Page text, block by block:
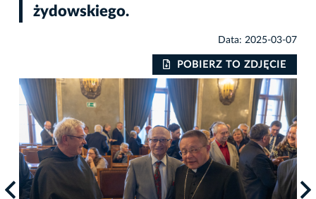
żydowskiego.
Data: 2025-03-07
POBIERZ TO ZDJĘCIE